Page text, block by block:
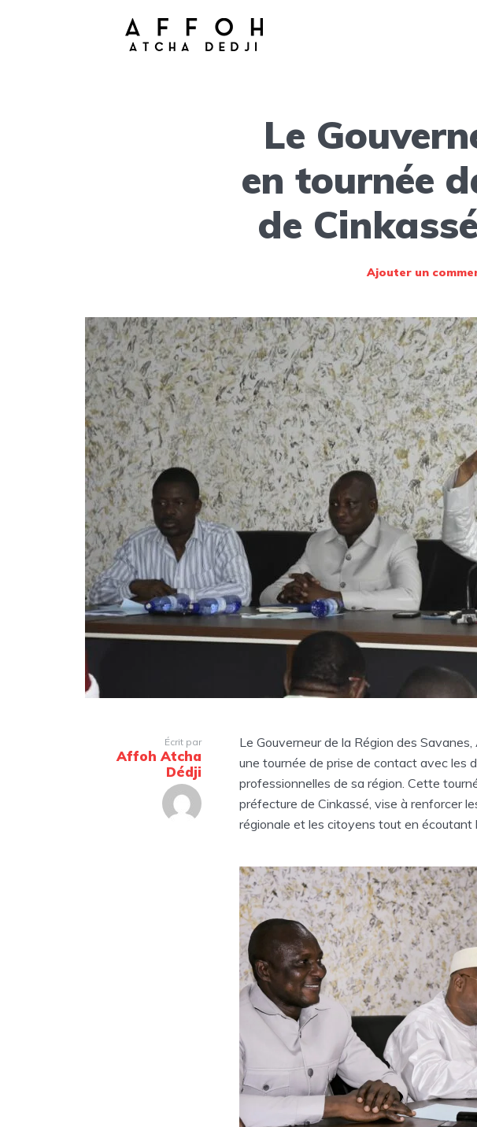
Le
en tournée
de
Ajouter un
Écrit par
Affoh Atcha
Dédji
Le Gouverneur de la Région des
une tournée de prise de contact avec les
professionnelles de sa région. Cette
préfecture de Cinkassé, vise à renforcer
régionale et les citoyens tout en écoutant